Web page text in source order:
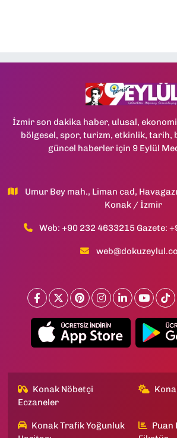
İzmir son dakika haber, ulusal,
bölgesel, spor, turizm, etkinlik, tarih,
güncel haberler için 9 Eylül
Umur Bey mah., Liman cad,
Konak / İzmir
Web: +90 232 4633215 Gazete:
Konak Nöbetçi
Eczaneler
Konak Trafik Yoğunluk
Puan